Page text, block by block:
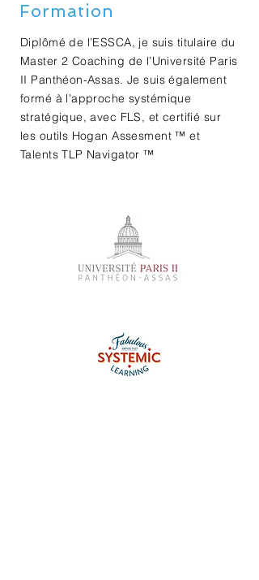
Formation
Diplômé de l’ESSCA, je suis titulaire du
Master 2 Coaching de l’Université Paris
II Panthéon-Assas. Je suis également
formé à l'approche systémique
stratégique, avec FLS, et certifié sur
les outils Hogan Assesment™ et
Talents TLP Navigator™